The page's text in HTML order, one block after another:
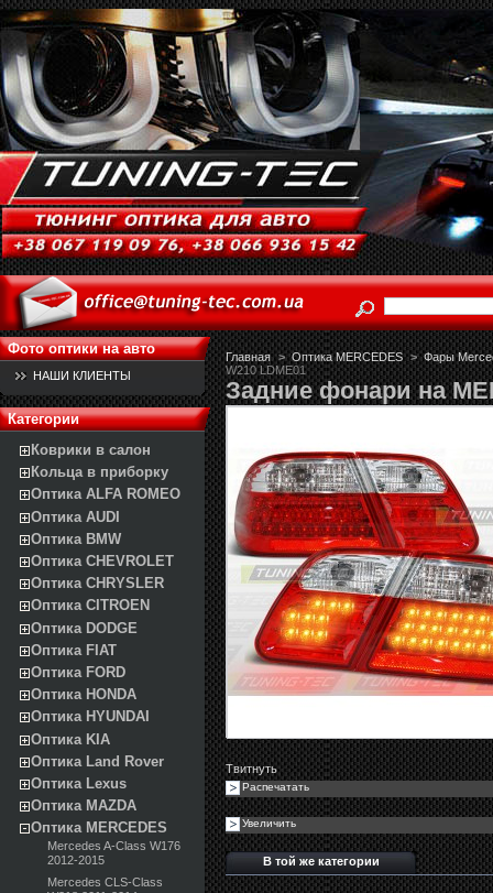
Фото оптики на авто
НАШИ КЛИЕНТЫ
Категории
Коврики в салон
Кольца в приборку
Оптика ALFA ROMEO
Оптика AUDI
Оптика BMW
Оптика CHEVROLET
Оптика CHRYSLER
Оптика CITROEN
Оптика DODGE
Оптика FIAT
Оптика FORD
Оптика HONDA
Оптика HYUNDAI
Оптика KIA
Оптика Land Rover
Оптика Lexus
Оптика MAZDA
Оптика MERCEDES
Mercedes A-Class W176
2012-2015
Mercedes CLS-Class
Главная > Оптика MERCEDES > Фары
W210 LDME01
Задние фонари на
Твитнуть
Распечатать
Увеличить
В той же категории